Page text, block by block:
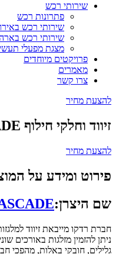
שירותי רכש
פתרונות רכש
שירותי רכש
שירותי רכש
מצגת מפעלי
פרויקטים מיוחדים
מאמרים
צרו קשר
להצעת מחיר
זיווד וחלקי חילוף CASCADE למלגזות
להצעת מחיר
פירוט ומידע על
שם היצרן:
חברת רדקו מייבאת זיווד
ניתן להזמין מזלגות באורכים
גלילים, חובקי באלות, מהפכי